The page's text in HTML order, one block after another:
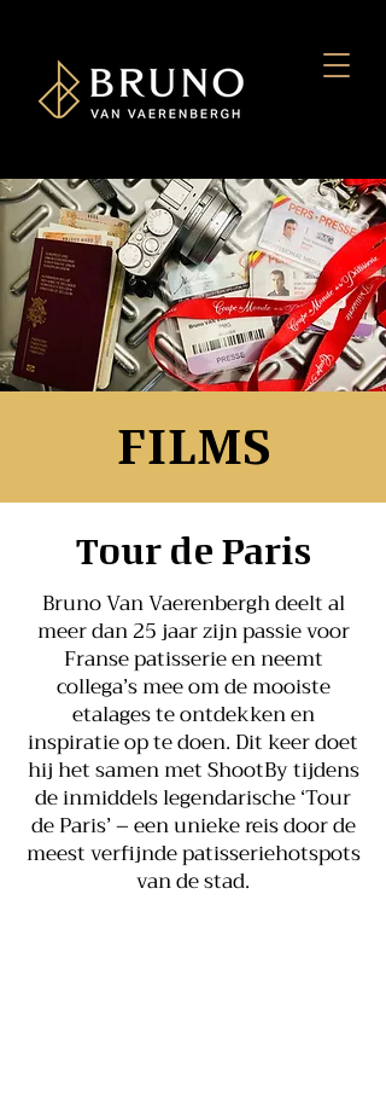
FILMS
Tour de Paris
Bruno Van Vaerenbergh deelt al
meer dan 25 jaar zijn passie voor
Franse patisserie en neemt
collega’s mee om de mooiste
etalages te ontdekken en
inspiratie op te doen. Dit keer doet
hij het samen met ShootBy tijdens
de inmiddels legendarische ‘Tour
de Paris’ – een unieke reis door de
meest verfijnde patisseriehotspots
van de stad.